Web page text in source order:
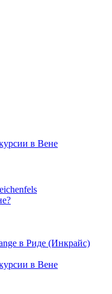
в Вене
в Риде (Инкрайс)
в Вене